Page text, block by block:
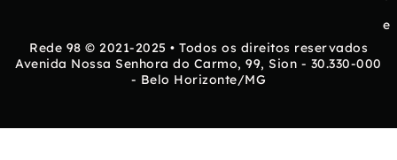
e
Rede 98 © 2021-2025 • Todos os direitos reservados
Avenida Nossa Senhora do Carmo, 99, Sion - 30.330-000
- Belo Horizonte/MG